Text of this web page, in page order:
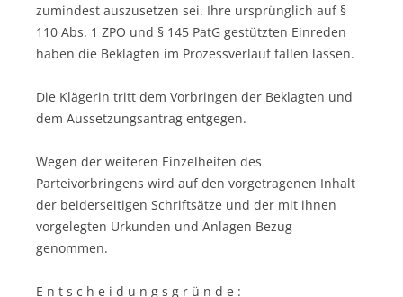
zumindest auszusetzen sei. Ihre ursprünglich auf §
110 Abs. 1 ZPO und § 145 PatG gestützten Einreden
haben die Beklagten im Prozessverlauf fallen lassen.
Die Klägerin tritt dem Vorbringen der Beklagten und
dem Aussetzungsantrag entgegen.
Wegen der weiteren Einzelheiten des
Parteivorbringens wird auf den vorgetragenen Inhalt
der beiderseitigen Schriftsätze und der mit ihnen
vorgelegten Urkunden und Anlagen Bezug
genommen.
E n t s c h e i d u n g s g r ü n d e :